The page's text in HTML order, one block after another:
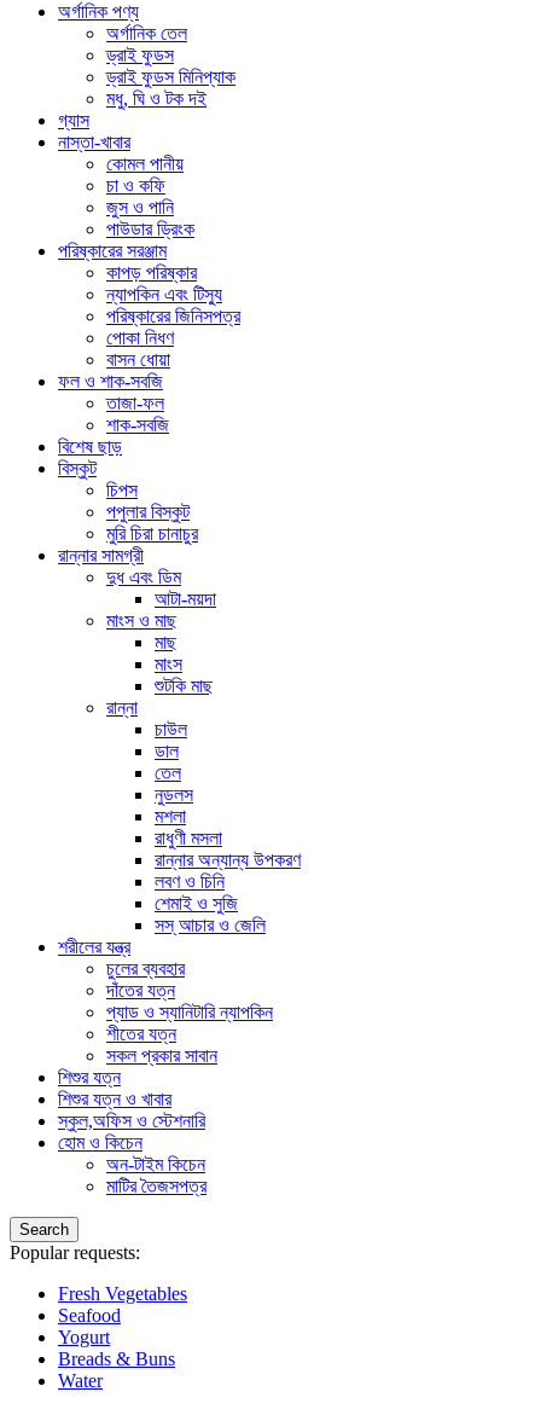
অর্গানিক পণ্য
অর্গানিক তেল
ড্রাই ফুডস
ড্রাই ফুডস মিনিপ্যাক
মধু, ঘি ও টক দই
গ্যাস
নাস্তা-খাবার
কোমল পানীয়
চা ও কফি
জুস ও পানি
পাউডার ড্রিংক
পরিষ্কারের সরঞ্জাম
কাপড় পরিষ্কার
ন্যাপকিন এবং টিস্যু
পরিষ্কারের জিনিসপত্র
পোকা নিধণ
বাসন ধোয়া
ফল ও শাক-সবজি
তাজা-ফল
শাক-সবজি
বিশেষ ছাড়
বিস্কুট
চিপস
পপুলার বিস্কুট
মুরি চিরা চানাচুর
রান্নার সামগ্রী
দুধ এবং ডিম
আটা-ময়দা
মাংস ও মাছ
মাছ
মাংস
শুটকি মাছ
রান্না
চাউল
ডাল
তেল
নুডলস
মশলা
রাধুণী মসলা
রান্নার অন্যান্য উপকরণ
লবণ ও চিনি
শেমাই ও সুজি
সস্ আচার ও জেলি
শরীলের যন্ত্র
চুলের ব্যবহার
দাঁতের যত্ন
প্যাড ও স্যানিটারি ন্যাপকিন
শীতের যত্ন
সকল প্রকার সাবান
শিশুর যত্ন
শিশুর যত্ন ও খাবার
স্কুল,অফিস ও স্টেশনারি
হোম ও কিচেন
অন-টাইম কিচেন
মাটির তৈজসপত্র
Search
Popular requests:
Fresh Vegetables
Seafood
Yogurt
Breads & Buns
Water